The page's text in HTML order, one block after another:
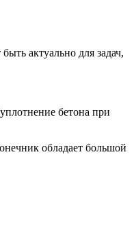
актуально для задач,
бетона при
обладает большой